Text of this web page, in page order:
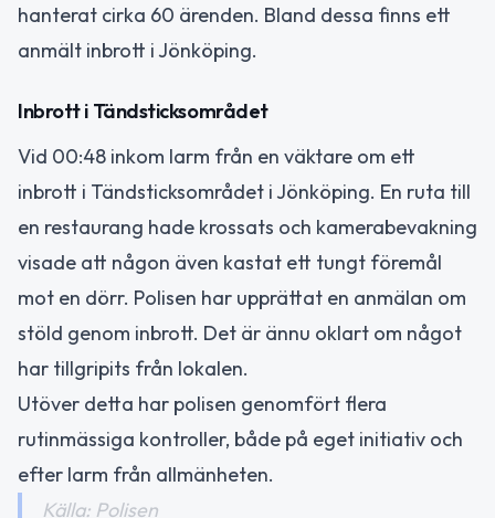
hanterat cirka 60 ärenden. Bland dessa finns ett
anmält inbrott i Jönköping.
Inbrott i Tändsticksområdet
Vid 00:48 inkom larm från en väktare om ett
inbrott i Tändsticksområdet i Jönköping. En ruta till
en restaurang hade krossats och kamerabevakning
visade att någon även kastat ett tungt föremål
mot en dörr. Polisen har upprättat en anmälan om
stöld genom inbrott. Det är ännu oklart om något
har tillgripits från lokalen.
Utöver detta har polisen genomfört flera
rutinmässiga kontroller, både på eget initiativ och
efter larm från allmänheten.
Källa: Polisen